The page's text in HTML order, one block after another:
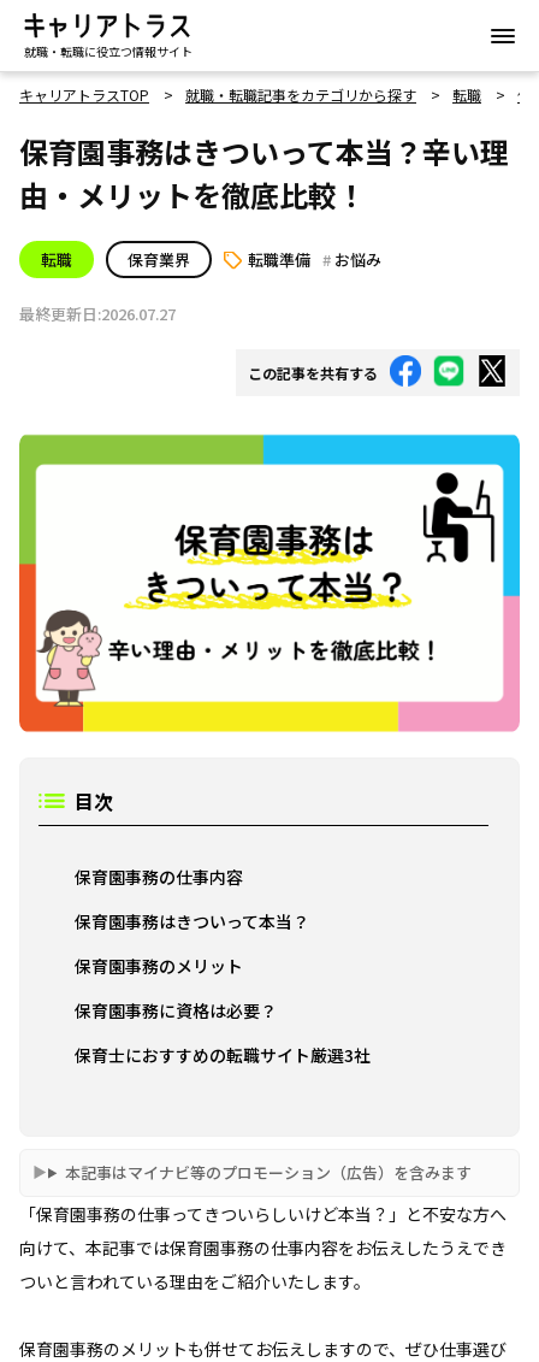
就職・転職に役立つ情報サイト
キャリアトラスTOP 就職・転職記事をカテゴリから探す 転職 保
保育園事務はきついって本当？辛い理
由・メリットを徹底比較！
転職 保育業界 転職準備 お悩み
最終更新日:2026.07.27
この記事を共有する
目次
保育園事務の仕事内容
保育園事務はきついって本当？
保育園事務のメリット
保育園事務に資格は必要？
保育士におすすめの転職サイト厳選3社
本記事はマイナビ等のプロモーション（広告）を含みます
「保育園事務の仕事ってきついらしいけど本当？」と不安な方へ
向けて、本記事では保育園事務の仕事内容をお伝えしたうえでき
ついと言われている理由をご紹介いたします。
保育園事務のメリットも併せてお伝えしますので、ぜひ仕事選び